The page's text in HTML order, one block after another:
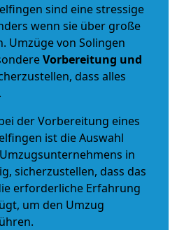
sind eine stressige
wenn sie über große
Umzüge von Solingen
Vorbereitung und
dass alles
der Vorbereitung eines
ist die Auswahl
Umzugsunternehmens in
sicherzustellen, dass das
erforderliche Erfahrung
um den Umzug